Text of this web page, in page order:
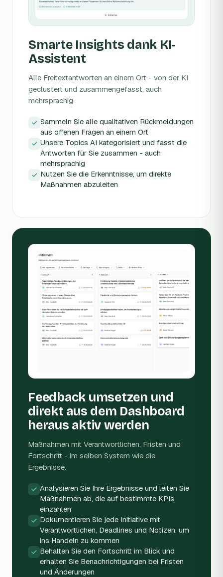
Smarte Insights dank KI-
Assistent
Alle Freitextantworten an einem Ort - von der KI
geclustert und zusammengefasst, auch
mehrsprachig.
Sammeln Sie alle qualitativen Rückmeldungen
aus offenen Fragen an einem Ort
Unsere Topics AI kategorisiert und fasst die
Antworten für Sie zusammen - auch
mehrsprachig
Nutzen Sie die Erkenntnisse, um direkte
Maßnahmen abzuleiten
Feedback umsetzen und
direkt aus dem Dashboard
heraus aktiv werden
Maßnahmen mit Verantwortlichen, Fristen und
Fortschritt - im selben System wie die
Ergebnisse.
Analysieren Sie Ihre Ergebnisse und leiten Sie
Maßnahmen ab, die auf bestimmte KPIs
einzahlen
Dokumentieren Sie jede Initiative mit
Verantwortlichen, Deadlines und Notizen, um
ins Handeln zu kommen
Behalten Sie den Fortschritt im Blick und
erhalten Sie Benachrichtigungen bei Fristen
und Änderungen